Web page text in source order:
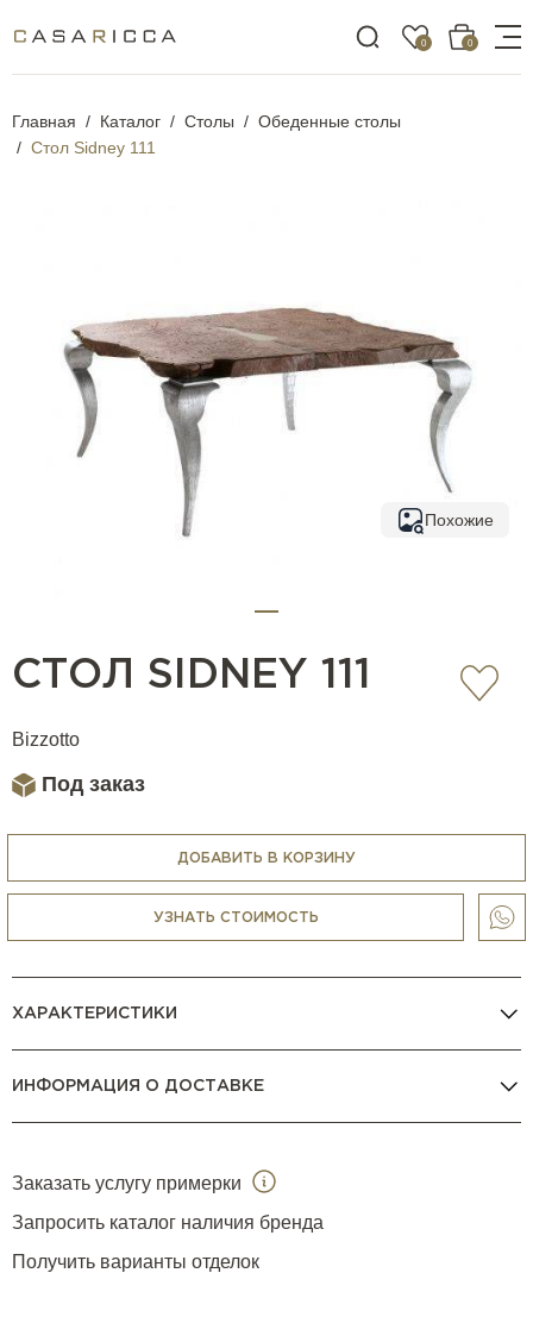
0 0
Главная Каталог Столы
Обеденные столы
Стол Sidney 111
Похожие
СТОЛ SIDNEY 111
Bizzotto
Под заказ
ДОБАВИТЬ В КОРЗИНУ
УЗНАТЬ СТОИМОСТЬ
ХАРАКТЕРИСТИКИ
ИНФОРМАЦИЯ О ДОСТАВКЕ
Заказать услугу примерки
Запросить каталог наличия бренда
Получить варианты отделок